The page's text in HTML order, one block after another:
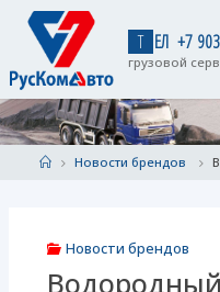
content
Т ЕЛ +7 903
грузовой
HomeНовости брендов
Новости брендов